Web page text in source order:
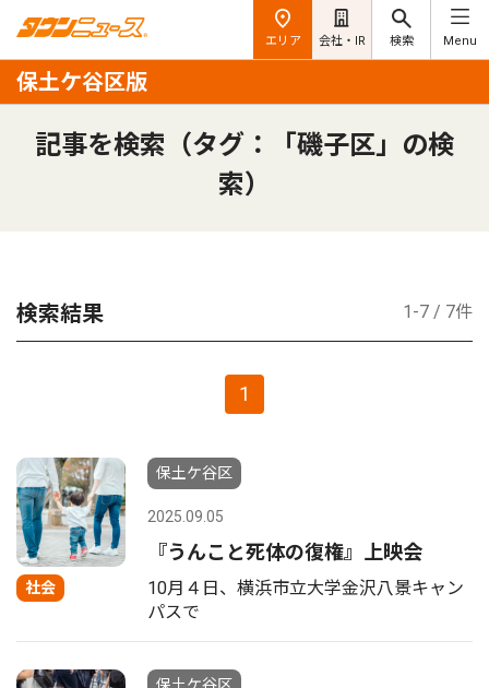
エリア 会社・IR 検索 Menu
保土ケ谷区版
記事を検索（タグ：「磯子区」の検
索）
検索結果 1-7 / 7件
1
社会
保土ケ谷区
2025.09.05
『うんこと死体の復権』上映会
10月４日、横浜市立大学金沢八景キャン
パスで